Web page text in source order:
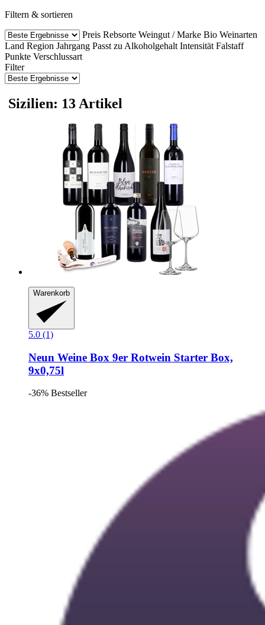
Filtern & sortieren
Preis Rebsorte Weingut / Marke Bio Weinarten
Land Region Jahrgang Passt zu Alkoholgehalt Intensität Falstaff
Punkte Verschlussart
Filter
Sizilien: 13 Artikel
Warenkorb
5.0 (1)
Neun Weine Box 9er Rotwein Starter Box,
9x0,75l
-36% Bestseller